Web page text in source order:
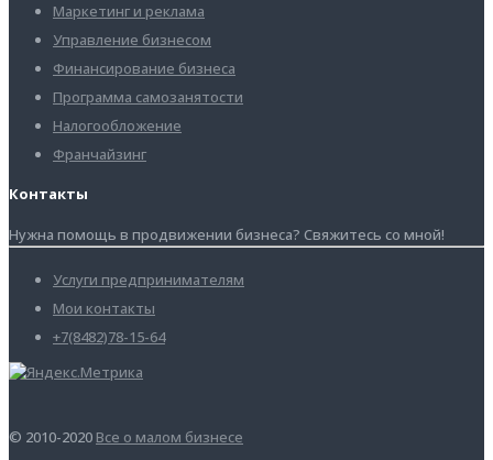
Маркетинг и реклама
Управление бизнесом
Финансирование бизнеса
Программа самозанятости
Налогообложение
Франчайзинг
Контакты
Нужна помощь в продвижении бизнеса? Свяжитесь со мной!
Услуги предпринимателям
Мои контакты
+7(8482)78-15-64
© 2010-2020 Все о малом бизнесе